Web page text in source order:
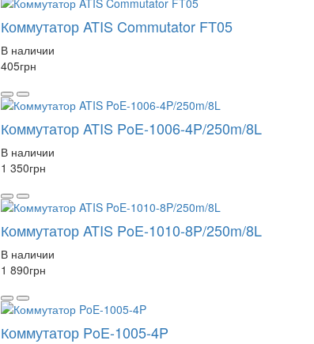
Коммутатор ATIS Commutator FT05
В наличии
405грн
Коммутатор ATIS PoE-1006-4P/250m/8L
В наличии
1 350грн
Коммутатор ATIS PoE-1010-8P/250m/8L
В наличии
1 890грн
Коммутатор PoE-1005-4P